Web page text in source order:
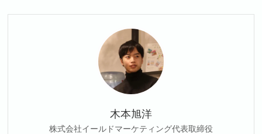
木本旭洋
株式会社イールドマーケティング代表取締役